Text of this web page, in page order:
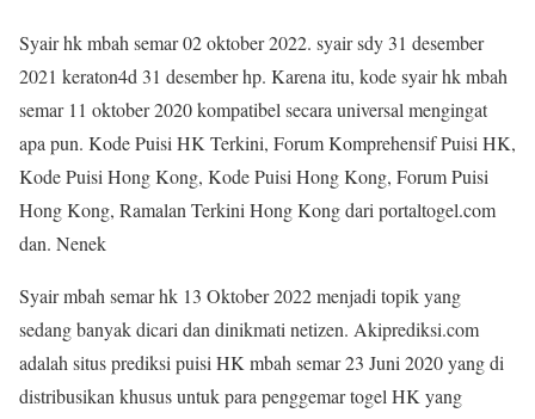
Syair hk mbah semar 02 oktober 2022. syair sdy 31 desember
2021 keraton4d 31 desember hp. Karena itu, kode syair hk mbah
semar 11 oktober 2020 kompatibel secara universal mengingat
apa pun. Kode Puisi HK Terkini, Forum Komprehensif Puisi HK,
Kode Puisi Hong Kong, Kode Puisi Hong Kong, Forum Puisi
Hong Kong, Ramalan Terkini Hong Kong dari portaltogel.com
dan. Nenek
Syair mbah semar hk 13 Oktober 2022 menjadi topik yang
sedang banyak dicari dan dinikmati netizen. Akiprediksi.com
adalah situs prediksi puisi HK mbah semar 23 Juni 2020 yang di
distribusikan khusus untuk para penggemar togel HK yang